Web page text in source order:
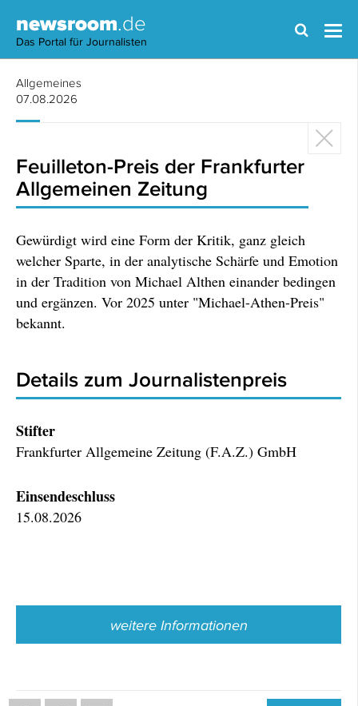
newsroom.de
Das Portal für Journalisten
Allgemeines
07.08.2026
Feuilleton-Preis der Frankfurter
Allgemeinen Zeitung
Gewürdigt wird eine Form der Kritik, ganz gleich
welcher Sparte, in der analytische Schärfe und Emotion
in der Tradition von Michael Althen einander bedingen
und ergänzen. Vor 2025 unter "Michael-Athen-Preis"
bekannt.
Details zum Journalistenpreis
Stifter
Frankfurter Allgemeine Zeitung (F.A.Z.) GmbH
Einsendeschluss
15.08.2026
weitere Informationen